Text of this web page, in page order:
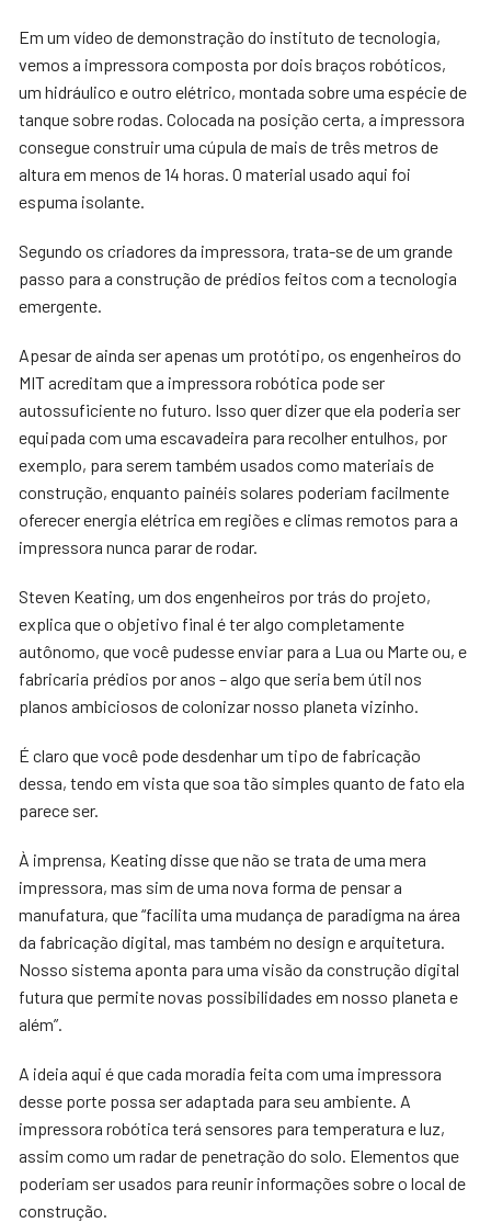
Em um vídeo de demonstração do instituto de tecnologia,
vemos a impressora composta por dois braços robóticos,
um hidráulico e outro elétrico, montada sobre uma espécie de
tanque sobre rodas. Colocada na posição certa, a impressora
consegue construir uma cúpula de mais de três metros de
altura em menos de 14 horas. O material usado aqui foi
espuma isolante.
Segundo os criadores da impressora, trata-se de um grande
passo para a construção de prédios feitos com a tecnologia
emergente.
Apesar de ainda ser apenas um protótipo, os engenheiros do
MIT acreditam que a impressora robótica pode ser
autossuficiente no futuro. Isso quer dizer que ela poderia ser
equipada com uma escavadeira para recolher entulhos, por
exemplo, para serem também usados como materiais de
construção, enquanto painéis solares poderiam facilmente
oferecer energia elétrica em regiões e climas remotos para a
impressora nunca parar de rodar.
Steven Keating, um dos engenheiros por trás do projeto,
explica que o objetivo final é ter algo completamente
autônomo, que você pudesse enviar para a Lua ou Marte ou, e
fabricaria prédios por anos – algo que seria bem útil nos
planos ambiciosos de colonizar nosso planeta vizinho.
É claro que você pode desdenhar um tipo de fabricação
dessa, tendo em vista que soa tão simples quanto de fato ela
parece ser.
À imprensa, Keating disse que não se trata de uma mera
impressora, mas sim de uma nova forma de pensar a
manufatura, que “facilita uma mudança de paradigma na área
da fabricação digital, mas também no design e arquitetura.
Nosso sistema aponta para uma visão da construção digital
futura que permite novas possibilidades em nosso planeta e
além”.
A ideia aqui é que cada moradia feita com uma impressora
desse porte possa ser adaptada para seu ambiente. A
impressora robótica terá sensores para temperatura e luz,
assim como um radar de penetração do solo. Elementos que
poderiam ser usados para reunir informações sobre o local de
construção.